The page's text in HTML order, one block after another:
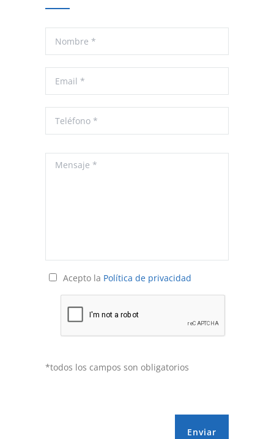
Acepto la Política de privacidad
*todos los campos son obligatorios
Enviar